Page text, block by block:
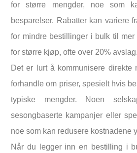
for større mengder, noe som
besparelser. Rabatter kan variere
for mindre bestillinger i bulk til
for større kjøp, ofte over 20% avslag.
Det er lurt å kommunisere direkte
forhandle om priser, spesielt hvis
typiske mengder. Noen
sesongbaserte kampanjer eller
noe som kan redusere kostnadene
Når du legger inn en bestilling i